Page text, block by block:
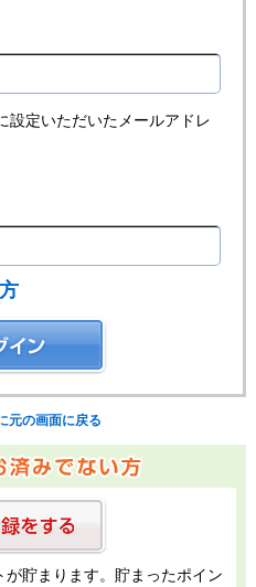
定いただいたメールアドレ
元の画面に戻る
貯まります。貯まったポイン